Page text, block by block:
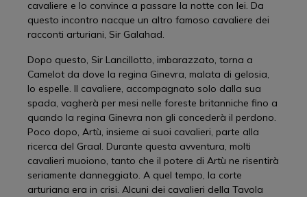
cavaliere e lo convince a passare la notte con lei. Da
questo incontro nacque un altro famoso cavaliere dei
racconti arturiani, Sir Galahad.
Dopo questo, Sir Lancillotto, imbarazzato, torna a
Camelot da dove la regina Ginevra, malata di gelosia,
lo espelle. Il cavaliere, accompagnato solo dalla sua
spada, vagherà per mesi nelle foreste britanniche fino a
quando la regina Ginevra non gli concederà il perdono.
Poco dopo, Artù, insieme ai suoi cavalieri, parte alla
ricerca del Graal. Durante questa avventura, molti
cavalieri muoiono, tanto che il potere di Artù ne risentirà
seriamente danneggiato. A quel tempo, la corte
arturiana era in crisi. Alcuni dei cavalieri della Tavola